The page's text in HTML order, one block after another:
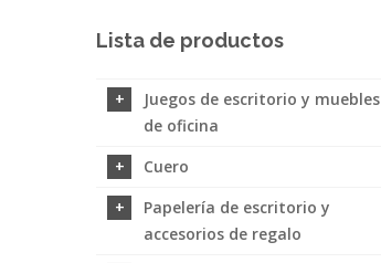
Lista de productos
Juegos de escritorio y muebles
de oficina
Cuero
Papelería de escritorio y
accesorios de regalo